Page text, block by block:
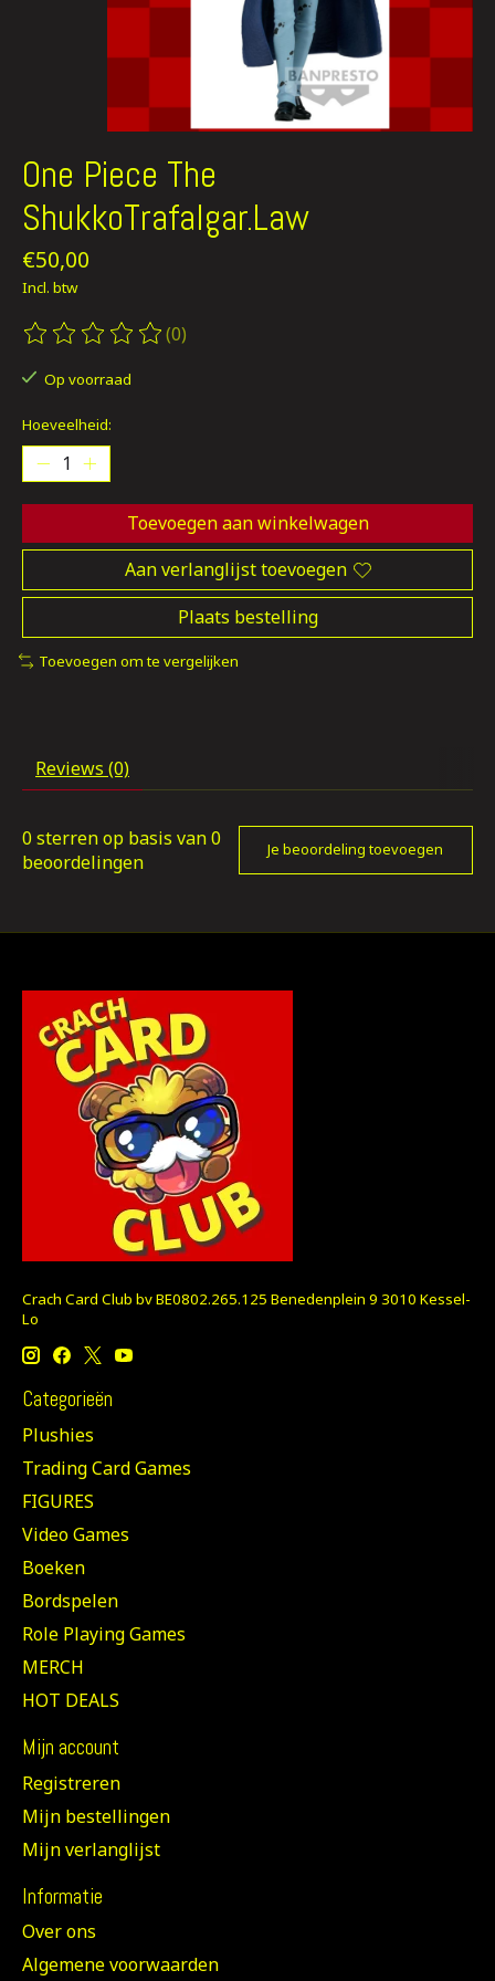
One Piece The
ShukkoTrafalgar.Law
€50,00
Incl. btw
De beoordeling van dit product is
(0)
Op voorraad
Hoeveelheid:
Toevoegen aan winkelwagen
Aan verlanglijst toevoegen
Plaats bestelling
Toevoegen om te vergelijken
Reviews (0)
0 sterren op basis van0
beoordelingen
Je beoordeling toevoegen
Crach Card Club bv BE0802.265.125 Benedenplein 9 3010 Kessel-
Lo
Categorieën
Plushies
Trading Card Games
FIGURES
Video Games
Boeken
Bordspelen
Role Playing Games
MERCH
HOT DEALS
Mijn account
Registreren
Mijn bestellingen
Mijn verlanglijst
Informatie
Over ons
Algemene voorwaarden